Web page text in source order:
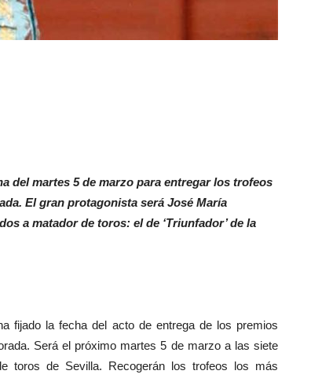
del martes 5 de marzo para entregar los trofeos
El gran protagonista será José María
a matador de toros: el de ‘Triunfador’ de la
la fecha del acto de entrega de los premios
Será el próximo martes 5 de marzo a las siete
toros de Sevilla. Recogerán los trofeos los más